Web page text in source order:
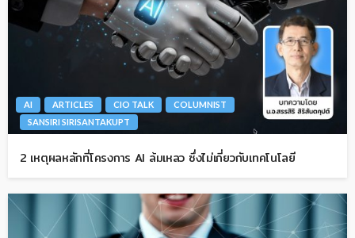
AI ARTICLES CIO TALK
COLUMNIST
SANSIRI SIRISANTAKUPT
2 เหตุผลหลักที่โครงการ AI ล้มเหลว ซึ่งไม่เกี่ยวกับเทคโนโลยี